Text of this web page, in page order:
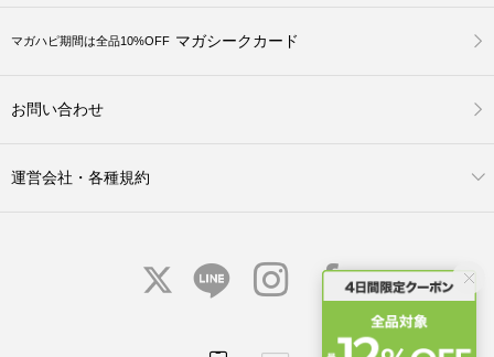
マガハピ期間は全品10%OFF マガシークカード
お問い合わせ
運営会社・各種規約